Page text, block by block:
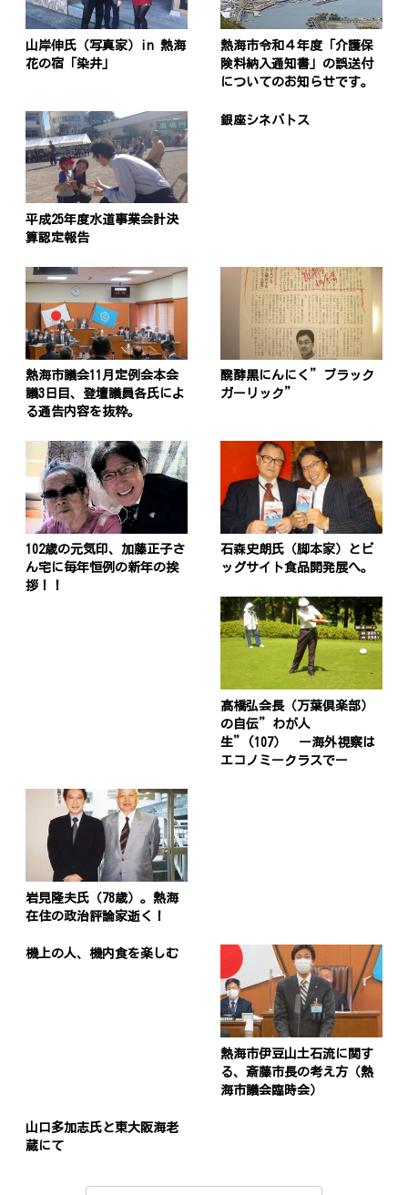
山岸伸氏（写真家）in 熱海
花の宿「染井」
熱海市令和４年度「介護保
険料納入通知書」の誤送付
についてのお知らせです。
平成25年度水道事業会計決
算認定報告
銀座シネバトス
熱海市議会11月定例会本会
議3日目、登壇議員各氏によ
る通告内容を抜粋。
醗酵黒にんにく”ブラック
ガーリック”
102歳の元気印、加藤正子さ
ん宅に毎年恒例の新年の挨
拶！！
石森史朗氏（脚本家）とビ
ッグサイト食品開発展へ。
髙橋弘会長（万葉倶楽部）
の自伝”わが人
生”(107） ー海外視察は
エコノミークラスでー
岩見隆夫氏（78歳）。熱海
在住の政治評論家逝く！
機上の人、機内食を楽しむ
熱海市伊豆山土石流に関す
る、斎藤市長の考え方（熱
海市議会臨時会）
山口多加志氏と東大阪海老
蔵にて